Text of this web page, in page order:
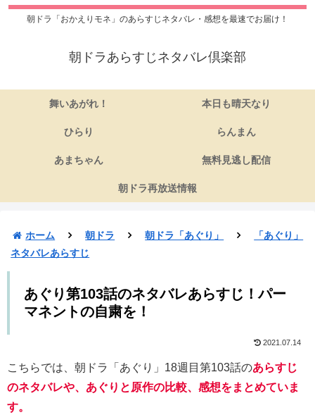
朝ドラ「おかえりモネ」のあらすじネタバレ・感想を最速でお届け！
朝ドラあらすじネタバレ倶楽部
舞いあがれ！ 本日も晴天なり
ひらり らんまん
あまちゃん 無料見逃し配信
朝ドラ再放送情報
ホーム 朝ドラ 朝ドラ「あぐり」
「あぐり」
ネタバレあらすじ
あぐり第103話のネタバレあらすじ！パー
マネントの自粛を！
2021.07.14
こちらでは、朝ドラ「あぐり」18週目第103話のあらすじ
のネタバレや、あぐりと原作の比較、感想をまとめていま
す。